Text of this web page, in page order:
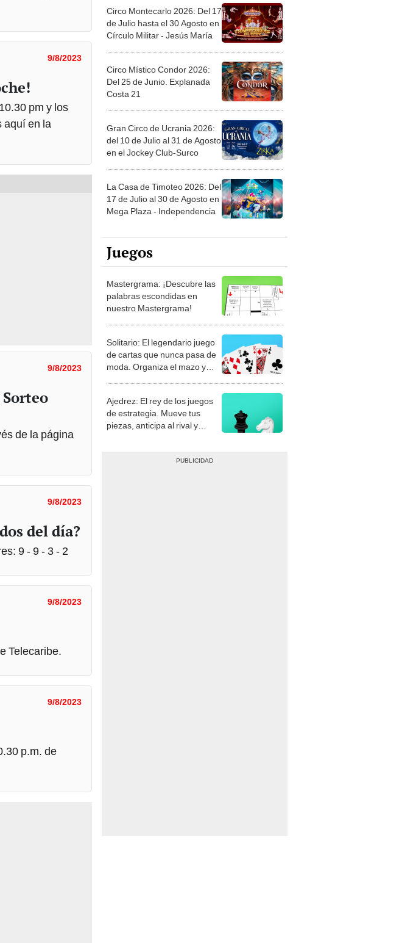
9/8/2023
pm y los
aquí en la
9/8/2023
de la página
9/8/2023
del día?
9 - 9 - 3 - 2
9/8/2023
Telecaribe.
9/8/2023
p.m. de
Circo Montecarlo 2026: Del 17
de Julio hasta el 30 Agosto en
Círculo Militar - Jesús María
Circo Místico Condor 2026:
Del 25 de Junio. Explanada
Costa 21
Gran Circo de Ucrania 2026:
del 10 de Julio al 31 de Agosto
en el Jockey Club-Surco
La Casa de Timoteo 2026: Del
17 de Julio al 30 de Agosto en
Mega Plaza - Independencia
Juegos
Mastergrama: ¡Descubre las
palabras escondidas en
nuestro Mastergrama!
Solitario: El legendario juego
de cartas que nunca pasa de
moda. Organiza el mazo y
Ajedrez: El rey de los juegos
de estrategia. Mueve tus
piezas, anticipa al rival y